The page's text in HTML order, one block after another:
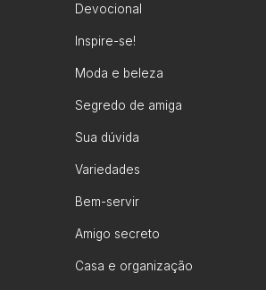
Devocional
Inspire-se!
Moda e beleza
Segredo de amiga
Sua dúvida
Variedades
Bem-servir
Amigo secreto
Casa e organização